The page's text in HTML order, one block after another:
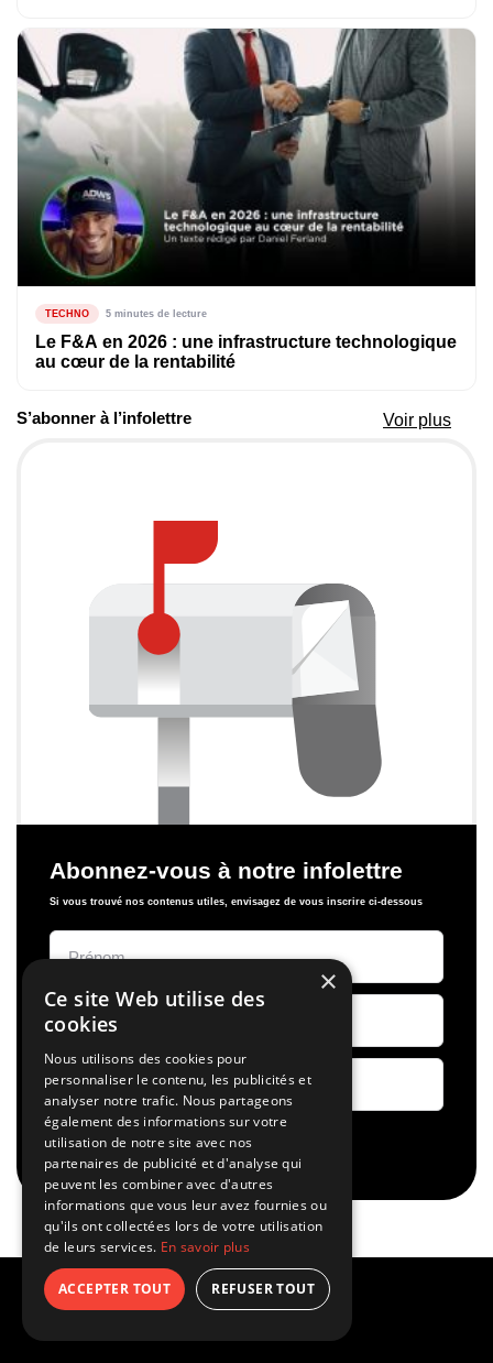
TECHNO 5 minutes de lecture
Le F&A en 2026 : une infrastructure technologique
au cœur de la rentabilité
Voir plus
S’abonner à l’infolettre
Abonnez-vous à notre infolettre
Si vous trouvé nos contenus utiles, envisagez de vous inscrire ci-dessous
S’abonner
×
Ce site Web utilise des
cookies
Nous utilisons des cookies pour
personnaliser le contenu, les publicités et
analyser notre trafic. Nous partageons
également des informations sur votre
utilisation de notre site avec nos
partenaires de publicité et d'analyse qui
peuvent les combiner avec d'autres
informations que vous leur avez fournies ou
qu'ils ont collectées lors de votre utilisation
de leurs services. En savoir plus
ACCEPTER TOUT REFUSER TOUT